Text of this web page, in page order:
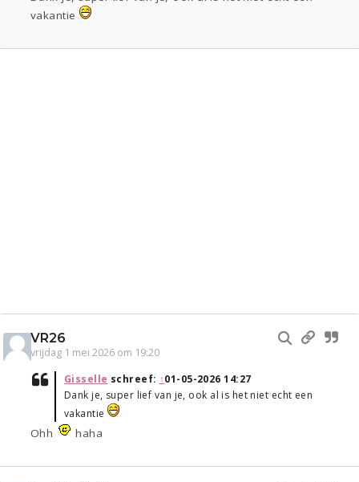
vakantie
VR26
vrijdag 1 mei 2026 om 19:20
Gisselle schreef: ↑01-05-2026 14:27
Dank je, super lief van je, ook al is het niet echt een
vakantie
Ohh haha